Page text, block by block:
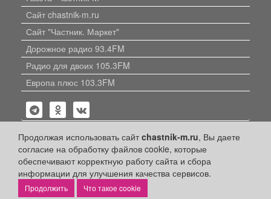
Продолжая использовать сайтchastnik-m.ru, Вы даете
согласие на обработку файлов cookie, которые
обеспечивают корректную работу сайта и сбора
информации для улучшения качества сервисов.
Что такое cookie
Сайт chastnik-m.ru
Сайт "Частник. Маркет"
Дорожное радио 93.4FM
Радио для двоих 105.3FM
Европа плюс 103.3FM
Политика конфиденциальности
Публикации с пометкой «Реклама», «На правах рекламы»,
«Партнёрский проект» оплачены рекламодателем.